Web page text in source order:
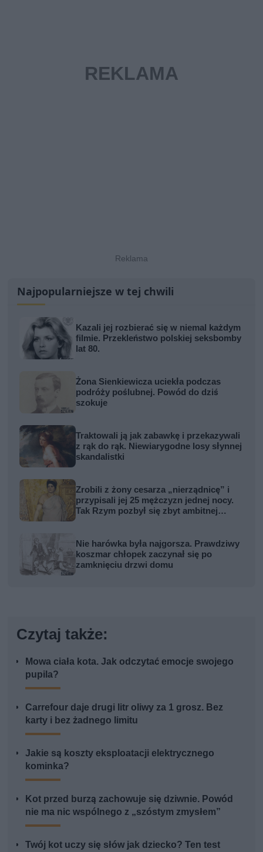
Najpopularniejsze w tej chwili
Kazali jej rozbierać się w niemal każdym
filmie. Przekleństwo polskiej seksbomby
lat 80.
Żona Sienkiewicza uciekła podczas
podróży poślubnej. Powód do dziś
szokuje
Traktowali ją jak zabawkę i przekazywali
z rąk do rąk. Niewiarygodne losy słynnej
skandalistki
Zrobili z żony cesarza „nierządnicę” i
przypisali jej 25 mężczyzn jednej nocy.
Tak Rzym pozbył się zbyt ambitnej
Nie harówka była najgorsza. Prawdziwy
koszmar chłopek zaczynał się po
zamknięciu drzwi domu
Czytaj także:
Mowa ciała kota. Jak odczytać emocje swojego
pupila?
Carrefour daje drugi litr oliwy za 1 grosz. Bez
karty i bez żadnego limitu
Jakie są koszty eksploatacji elektrycznego
kominka?
Kot przed burzą zachowuje się dziwnie. Powód
nie ma nic wspólnego z „szóstym zmysłem”
Twój kot uczy się słów jak dziecko? Ten test